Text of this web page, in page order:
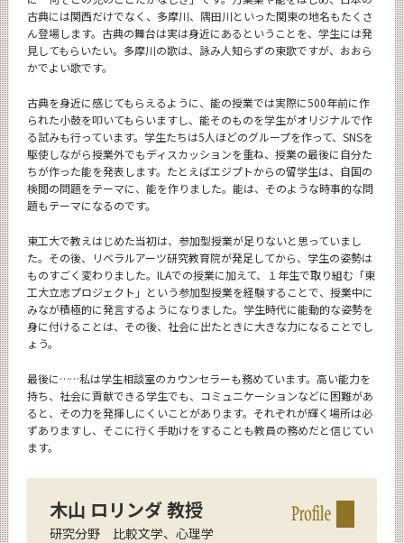
古典には関西だけでなく、多摩川、隅田川といった関東の地名もたくさ
ん登場します。古典の舞台は実は身近にあるということを、学生には発
見してもらいたい。多摩川の歌は、詠み人知らずの東歌ですが、おおら
かでよい歌です。
古典を身近に感じてもらえるように、能の授業では実際に500年前に作
られた小鼓を叩いてもらいますし、能そのものを学生がオリジナルで作
る試みも行っています。学生たちは5人ほどのグループを作って、SNSを
駆使しながら授業外でもディスカッションを重ね、授業の最後に自分た
ちが作った能を発表します。たとえばエジプトからの留学生は、自国の
検閲の問題をテーマに、能を作りました。能は、そのような時事的な問
題もテーマになるのです。
東工大で教えはじめた当初は、参加型授業が足りないと思っていまし
た。その後、リベラルアーツ研究教育院が発足してから、学生の姿勢は
ものすごく変わりました。ILAでの授業に加えて、１年生で取り組む「東
工大立志プロジェクト」という参加型授業を経験することで、授業中に
みなが積極的に発言するようになりました。学生時代に能動的な姿勢を
身に付けることは、その後、社会に出たときに大きな力になることでし
ょう。
最後に……私は学生相談室のカウンセラーも務めています。高い能力を
持ち、社会に貢献できる学生でも、コミュニケーションなどに困難があ
ると、その力を発揮しにくいことがあります。それぞれが輝く場所は必
ずありますし、そこに行く手助けをすることも教員の務めだと信じてい
ます。
木山 ロリンダ 教授
研究分野 比較文学、心理学